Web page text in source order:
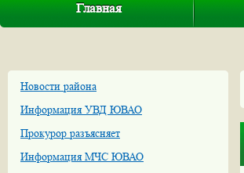
Главная
Новости района
Информация УВД ЮВАО
Прокурор разъясняет
Информация МЧС ЮВАО